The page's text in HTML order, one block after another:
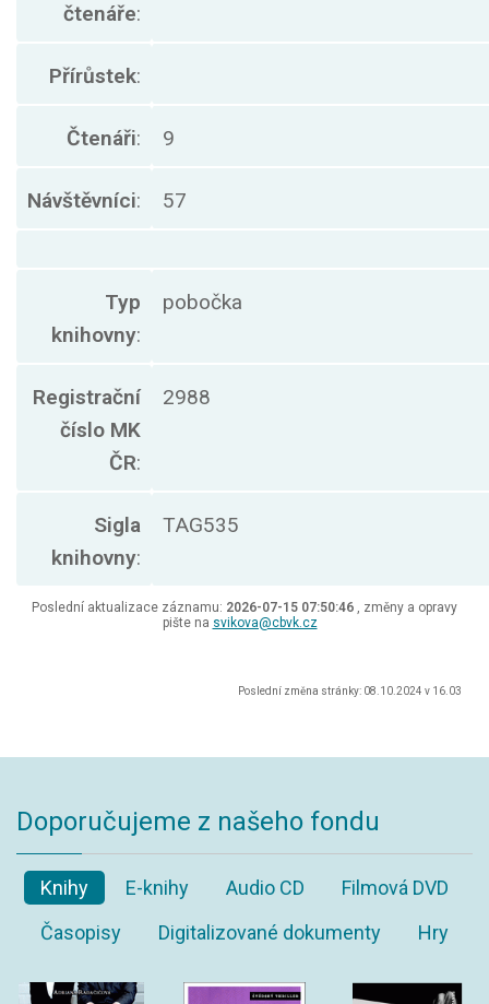
čtenáře:
Přírůstek:
Čtenáři: 9
Návštěvníci: 57
Typ
knihovny:
pobočka
Registrační
číslo MK
ČR:
2988
Sigla
knihovny:
TAG535
Poslední aktualizace záznamu: 2026-07-15 07:50:46 , změny a opravy
pište na svikova@cbvk.cz
Poslední změna stránky: 08.10.2024 v 16.03
Doporučujeme z našeho fondu
Knihy E-knihy Audio CD
Filmová DVD
Časopisy
Digitalizované dokumenty Hry